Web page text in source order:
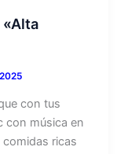
«Alta
con tus
con música en
ricas